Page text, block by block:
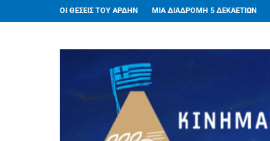
ΟΙ ΘΕΣΕΙΣ ΤΟΥ ΑΡΔΗΝ ΜΙΑ ΔΙΑΔΡΟΜΗ 5 ΔΕΚΑΕΤΙΩΝ